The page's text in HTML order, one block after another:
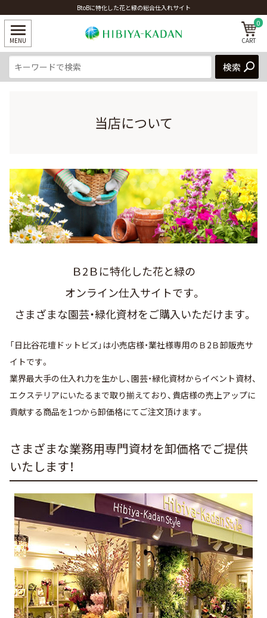
0
BtoBに特化した花と緑の総合仕入れサイト
当店について
Ｂ2Ｂに特化した花と緑の
オンライン仕入サイトです。
さまざまな園芸・緑化資材をご購入いただけます。
「日比谷花壇ドットビズ」は小売店様・業社様専用のＢ2Ｂ卸販売サ
イトです。
業界最大手の仕入れ力を生かし、園芸・緑化資材からイベント資材、
エクステリアにいたるまで取り揃えており、貴店様の売上アップに
貢献する商品を1つから卸価格にてご注文頂けます。
さまざまな業務用専門資材を卸価格でご提供
いたします！